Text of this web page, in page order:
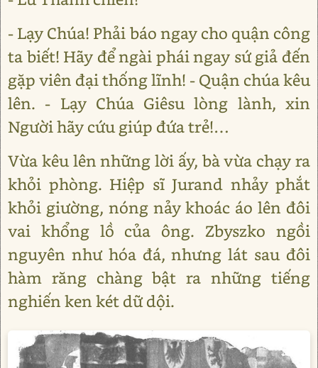
- Lạy Chúa! Phải báo ngay cho quận công
ta biết! Hãy để ngài phái ngay sứ giả đến
gặp viên đại thống lĩnh! - Quận chúa kêu
lên. - Lạy Chúa Giêsu lòng lành, xin
Người hãy cứu giúp đứa trẻ!…
Vừa kêu lên những lời ấy, bà vừa chạy ra
khỏi phòng. Hiệp sĩ Jurand nhảy phắt
khỏi giường, nóng nảy khoác áo lên đôi
vai khổng lồ của ông. Zbyszko ngồi
nguyên như hóa đá, nhưng lát sau đôi
hàm răng chàng bật ra những tiếng
nghiến ken két dữ dội.